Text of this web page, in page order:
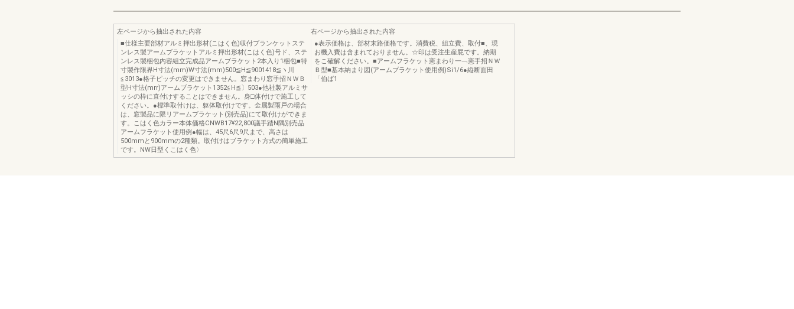
左ページから抽出された内容
■仕様主要部材アルミ押出形材(こはく色)収付ブランケットステ
ンレス製アームブラケットアルミ押出形材(こはく色)号ド、ステ
ンレス製梱包内容組立完成品アームブラケット2本入り1梱包■特
寸製作限界H寸法(mm)W寸法(mm)500≦H≦9001418≦ヽ川
≦3013●格子ピッチの変更はできません。窓まわり窓手招ＮＷＢ
型H寸法(mrr)アームブラケット1352≦H≦〕503●他社製アルミサ
ッシの枠に直付けすることはできません。身□体付けで施工して
ください。●標準取付けは、躯体取付けです。金属製雨戸の場合
は、窓製品に限リアームブラケット(別売品)にて取付けができま
す。こはく色カラー本体価格CNWB17¥22,800議手踏N隅別売品
アームフラケット使用例●幅は、45尺6尺9尺まで、高さは
500mmと900mmの2種類。取付けはブラケット方式の簡単施工
です。NW日型くこはく色〉
右ページから抽出された内容
●表示価格は、部材末路価格です。消費税、組立費、取付■、現
お機入費は含まれておりません。☆印は受注生産屁です。納期
をこ確解ください。■アームフラケット憲まわり一﹁憲手招ＮＷ
Ｂ型■基本納まり図(アームプラケット使用例)Si1/6●縦断面田
「伯ば1